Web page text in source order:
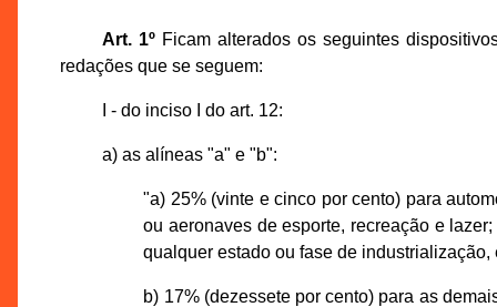
Art. 1ºFicam alterados os seguintes
redações que se seguem:
I - do inciso I do art. 12:
a) as alíneas "a" e "b":
"a) 25% (vinte e cinco por cento) para
ou aeronaves de esporte, recreação e
qualquer estado ou fase de
b) 17% (dezessete por cento) para as